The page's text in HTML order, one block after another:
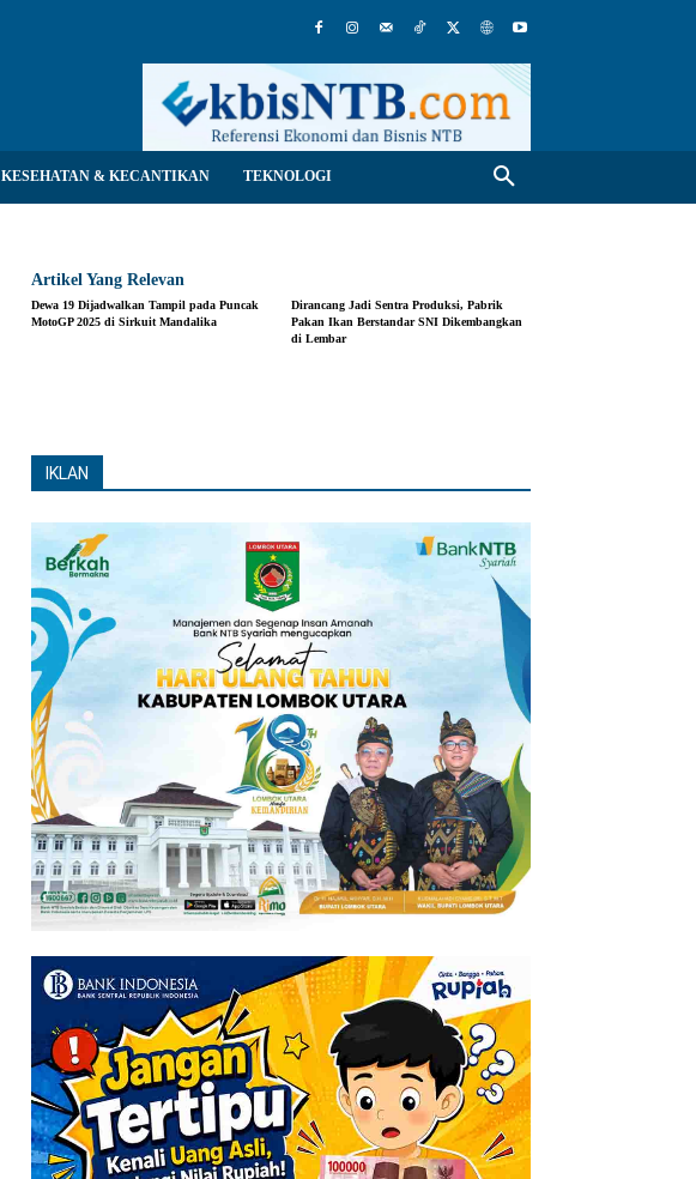
KESEHATAN & KECANTIKAN TEKNOLOGI
Artikel Yang Relevan
Dewa 19 Dijadwalkan Tampil pada Puncak
MotoGP 2025 di Sirkuit Mandalika
Dirancang Jadi Sentra Produksi, Pabrik
Pakan Ikan Berstandar SNI Dikembangkan
di Lembar
IKLAN